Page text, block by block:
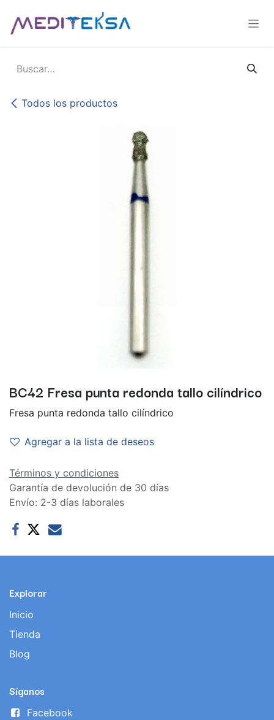
Todos los productos
BC42 Fresa punta redonda tallo cilíndrico
Fresa punta redonda tallo cilíndrico
Agregar a la lista de deseos
Términos y condiciones
Garantía de devolución de 30 días
Envío: 2-3 días laborales
Explorar
Inicio
Tienda
Blog
Síganos
Facebook